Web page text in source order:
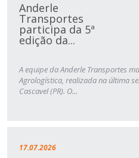
Anderle
Transportes
participa da 5ª
edição da...
A equipe da Anderle Transportes
Agrologística, realizada na última
Cascavel (PR). O...
17.07.2026